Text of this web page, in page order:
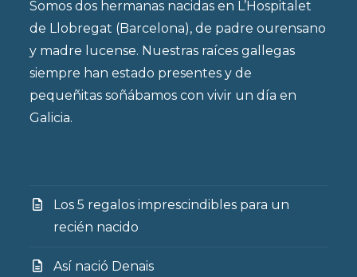
Somos dos hermanas nacidas en L’Hospitalet
de Llobregat (Barcelona), de padre ourensano
y madre lucense. Nuestras raíces gallegas
siempre han estado presentes y de
pequeñitas soñábamos con vivir un día en
Galicia.
Los 5 regalos imprescindibles para un
recién nacido
Así nació Denais